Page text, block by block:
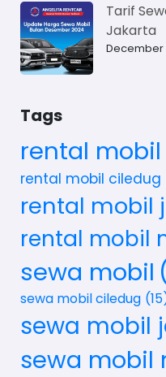
Tarif
Jakarta
December
Tags
rental mobil
rental mobil ciledug
rental mobil
rental mobil
sewa mobil
sewa mobil ciledug
sewa mobil
sewa mobil